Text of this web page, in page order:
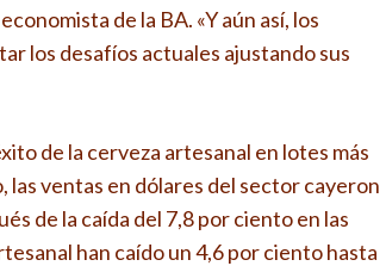
de la BA. «Y aún así, los
los desafíos actuales ajustando sus
de la cerveza artesanal en lotes más
las ventas en dólares del sector cayeron
de la caída del 7,8 por ciento en las
han caído un 4,6 por ciento hasta